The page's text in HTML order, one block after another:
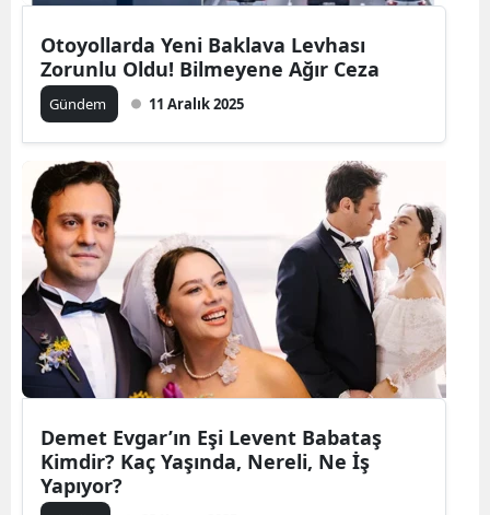
Otoyollarda Yeni Baklava Levhası
Zorunlu Oldu! Bilmeyene Ağır Ceza
Gündem 11 Aralık 2025
Demet Evgar’ın Eşi Levent Babataş
Kimdir? Kaç Yaşında, Nereli, Ne İş
Yapıyor?